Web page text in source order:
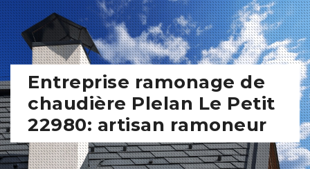
Entreprise ramonage de
chaudière Plelan Le Petit
22980: artisan ramoneur